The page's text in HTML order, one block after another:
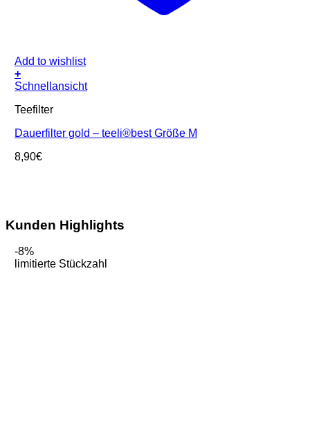
Add to wishlist
+
Schnellansicht
Teefilter
Dauerfilter gold – teeli®best Größe M
8,90€
Kunden Highlights
-8%
limitierte Stückzahl